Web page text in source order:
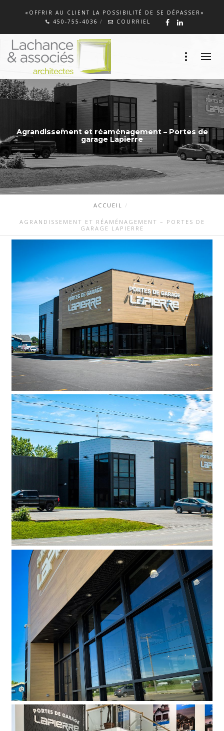
«OFFRIR AU CLIENT LA POSSIBILITÉ DE SE DÉPASSER»
450-755-4036
COURRIEL
Agrandissement et réaménagement – Portes de
garage Lapierre
ACCUEIL
AGRANDISSEMENT ET RÉAMÉNAGEMENT – PORTES DE
GARAGE LAPIERRE